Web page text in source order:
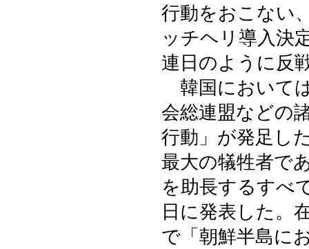
行動をおこない
ッチヘリ導入決
連日のように反
韓国において
会総連盟などの
行動」が発足し
最大の犠牲者で
を助長するすべ
日に発表した。
で「朝鮮半島に